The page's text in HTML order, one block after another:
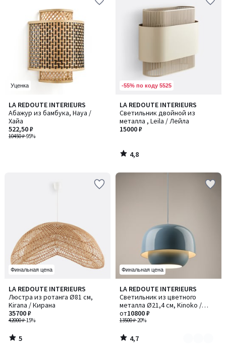
Уценка
LA REDOUTE INTERIEURS
Абажур из бамбука, Haya /
Хайа
10450 ₽-95%
522,50 ₽
-55% по коду 5525
LA REDOUTE INTERIEURS
Светильник двойной из
металла , Leila / Лейла
15000 ₽
4,8
/ 5
4,8
/
Финальная цена
LA REDOUTE INTERIEURS
Люстра из ротанга Ø81 см,
Kirana / Кирана
42000 ₽-15%
35700 ₽
5
/
5
5
/
Финальная цена
LA REDOUTE INTERIEURS
Светильник из цветного
металла Ø21,4 см, Kinoko /
Киноко
13500 ₽-20%
от10800 ₽
4,7
/ 5
Количество
цветов:
2
4,7
/